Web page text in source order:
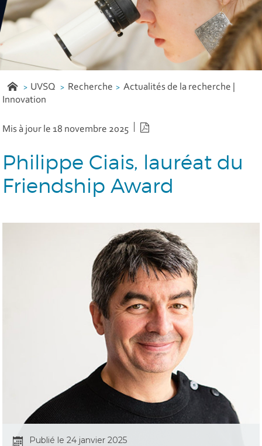
UVSQ Recherche
Actualités de la recherche |
Innovation
Mis à jour le 18 novembre 2025
Philippe Ciais, lauréat du
Friendship Award
Publié le 24 janvier 2025